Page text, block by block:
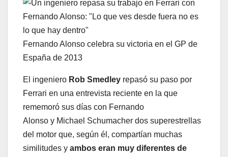
Fernando Alonso celebra su victoria en el GP de
España de 2013
El ingeniero Rob Smedley repasó su paso por
Ferrari en una entrevista reciente en la que
rememoró sus días con Fernando
Alonso y Michael Schumacher dos superestrellas
del motor que, según él, compartían muchas
similitudes y ambos eran muy diferentes de